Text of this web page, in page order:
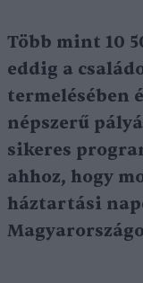
Több mint 10
eddig a
termelésében
népszerű
sikeres
ahhoz, hogy
háztartási